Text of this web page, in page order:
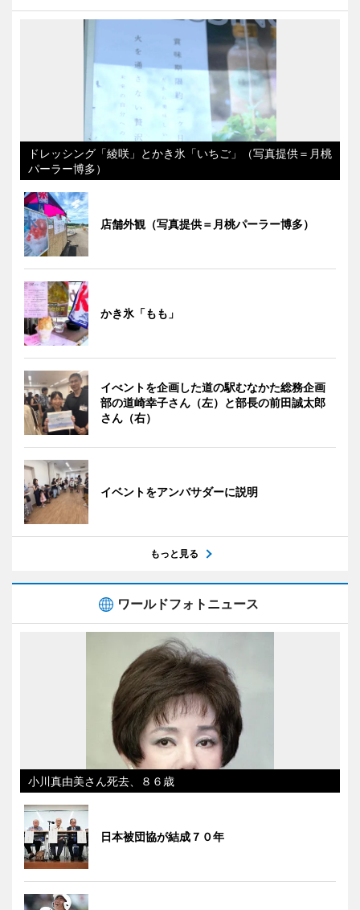
ドレッシング「綾咲」とかき氷「いちご」（写真提供＝月桃
パーラー博多）
店舗外観（写真提供＝月桃パーラー博多）
かき氷「もも」
イべントを企画した道の駅むなかた総務企画
部の道崎幸子さん（左）と部長の前田誠太郎
さん（右）
イベントをアンバサダーに説明
もっと見る
ワールドフォトニュース
小川真由美さん死去、８６歳
日本被団協が結成７０年